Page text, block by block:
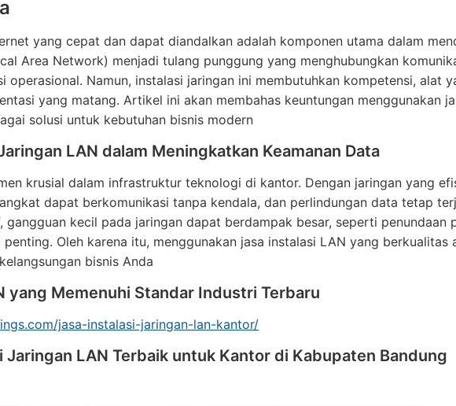
yang cepat dan dapat diandalkan adalah komponen utama dalam
Area Network) menjadi tulang punggung yang menghubungkan
operasional. Namun, instalasi jaringan ini membutuhkan kompetensi, alat
yang matang. Artikel ini akan membahas keuntungan menggunakan
solusi untuk kebutuhan bisnis modern
LAN dalam Meningkatkan Keamanan Data
krusial dalam infrastruktur teknologi di kantor. Dengan jaringan yang
dapat berkomunikasi tanpa kendala, dan perlindungan data tetap
gangguan kecil pada jaringan dapat berdampak besar, seperti penundaan
Oleh karena itu, menggunakan jasa instalasi LAN yang berkualitas
bisnis Anda
yang Memenuhi Standar Industri Terbaru
jasa-instalasi-jaringan-lan-kantor/
Jaringan LAN Terbaik untuk Kantor di Kabupaten Bandung